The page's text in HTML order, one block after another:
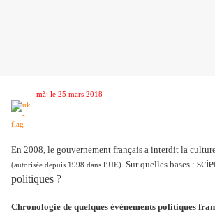
màj le 25 mars 2018
En 2008, le gouvernement français a interdit la
(autorisée depuis 1998 dans l’UE). Sur quelles bases :
politiques ?
Chronologie de quelques événements politiques